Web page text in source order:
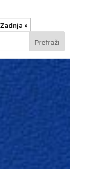
Zadnja »